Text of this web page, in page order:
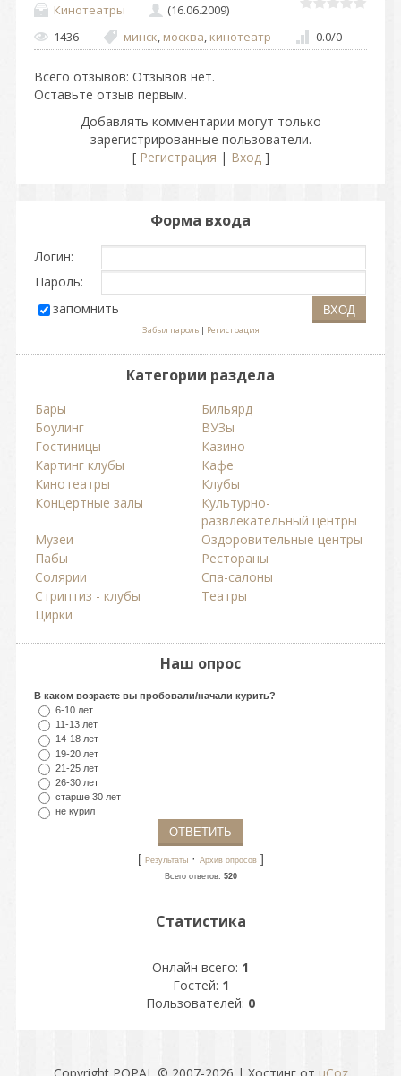
Кинотеатры
(16.06.2009)
1436
минск москва кинотеатр 0.0/0
Всего отзывов: Отзывов нет.
Оставьте отзыв первым.
Добавлять комментарии могут только
зарегистрированные пользователи.
[ Регистрация | Вход]
Форма входа
Логин:
Пароль:
запомнить
Забыл пароль| Регистрация
Категории раздела
Бары
Бильярд
Боулинг
ВУЗы
Гостиницы
Казино
Картинг клубы
Кафе
Кинотеатры
Клубы
Концертные залы
Культурно-
развлекательный центры
Музеи
Оздоровительные центры
Пабы
Рестораны
Солярии
Спа-салоны
Стриптиз - клубы
Театры
Цирки
Наш опрос
В каком возрасте вы пробовали/начали курить?
6-10 лет
11-13 лет
14-18 лет
19-20 лет
21-25 лет
26-30 лет
старше 30 лет
не курил
[ Результаты· Архив опросов]
Всего ответов: 520
Статистика
Онлайн всего: 1
Гостей: 1
Пользователей: 0